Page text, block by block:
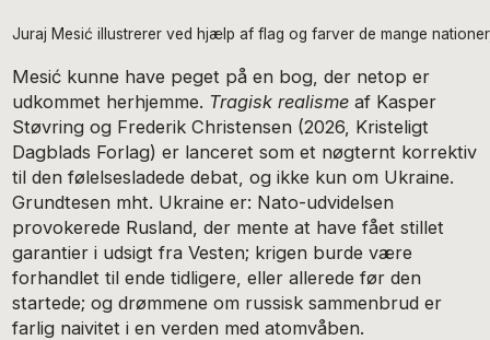
Juraj Mesić illustrerer ved hjælp af flag og farver de mange
Mesić kunne have peget på en bog, der netop er
udkommet herhjemme. Tragisk realisme af Kasper
Støvring og Frederik Christensen (2026, Kristeligt
Dagblads Forlag) er lanceret som et nøgternt korrektiv
til den følelsesladede debat, og ikke kun om Ukraine.
Grundtesen mht. Ukraine er: Nato-udvidelsen
provokerede Rusland, der mente at have fået stillet
garantier i udsigt fra Vesten; krigen burde være
forhandlet til ende tidligere, eller allerede før den
startede; og drømmene om russisk sammenbrud er
farlig naivitet i en verden med atomvåben.